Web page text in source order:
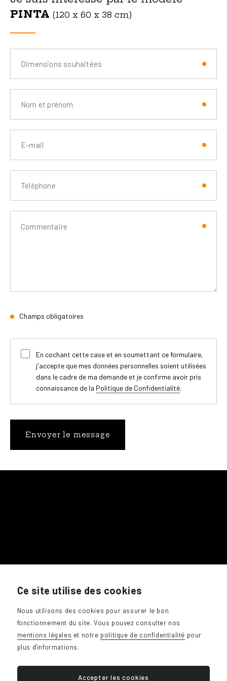
PINTA (120 x 60 x 38 cm)
Champs obligatoires
En cochant cette case et en soumettant ce formulaire,
j'accepte que mes données personnelles soient utilisées
dans le cadre de ma demande et je confirme avoir pris
connaissance de la Politique de Confidentialité.
giotrottadesign@gmail.com
Ce site utilise des cookies
Nous utilisons des cookies pour assurer le bon
fonctionnement du site. Vous pouvez consulter nos
mentions légales et notre politique de confidentialité pour
plus d'informations.
Accepter les cookies